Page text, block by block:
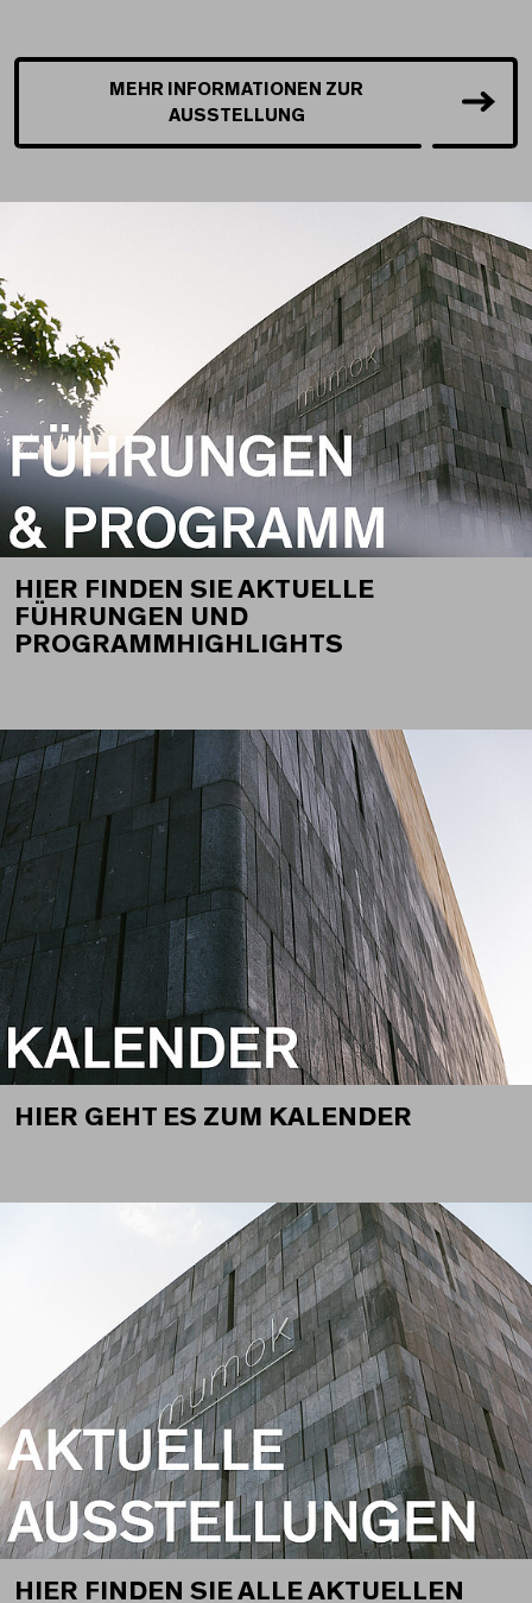
MEHR INFORMATIONEN ZUR
AUSSTELLUNG
HIER FINDEN SIE AKTUELLE
FÜHRUNGEN UND
PROGRAMMHIGHLIGHTS
HIER GEHT ES ZUM KALENDER
HIER FINDEN SIE ALLE AKTUELLEN